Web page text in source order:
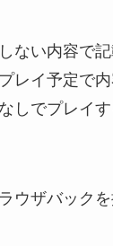
ない内容で
レイ予定で
しでプレイ
ウザバックを